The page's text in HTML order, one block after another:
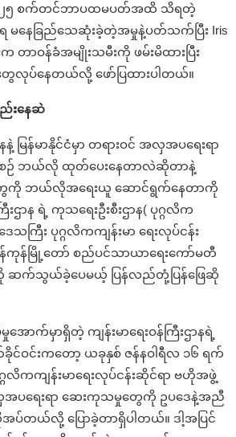
၂၀၂၅ စက်တင်ဘာပထမပတ်အထိ သိရတဲ့
နေခြည်သေဆုံးခဲ့တဲ့အမှုနဲ့ပတ်သက်ပြီး Iris
းက တာဝန်ခံအမျိုးသမီးကို ဖမ်းမိထားပြီး
ေလုပ်နေတယ်လို့ ဖော်ပြထားပါတယ်။
းနေဆဲ
မြန်မာနိုင်ငံမှာ တရားဝင် အလှအပရေးရာ
စဉ် ဘယ်လို ထုတ်ပေးနေတာလဲဆိုတာနဲ့
တွေကို ဘယ်လိုအရေးယူ ဆောင်ရွက်နေတာကို
းဌာန ရဲ့ ကုသရေးဦးစီးဌာန( ပုဂ္ဂလိက
ေသကြီး ပုဂ္ဂလိကကျန်းမာ ရေးလုပ်ငန်း
န်ကုန်မြို့တော် စည်ပင်သာယာရေးကော်မတီ
ကို ဆက်သွယ်ခဲ့ပေမယ့် ပြန်လည်တုံ့ပြန်ဖြေဆို
အောက်မှာရှိတဲ့ ကျန်းမာရေးဝန်ကြီးဌာနရဲ့
င်ဝင်းကတော့ ယခုနှစ် ဇန်နဝါရီလ ၁၆ ရက်
ဂလိကကျန်းမာရေးလုပ်ငန်းဆိုင်ရာ ဗဟိုအဖွဲ့
အပရေးရာ ဆေးကုသမှုတွေကို ဥပဒေနဲ့အညီ
အပ်တယ်လို့ ပြောခဲ့တာရှိပါတယ်။ ဒါ့အပြင်